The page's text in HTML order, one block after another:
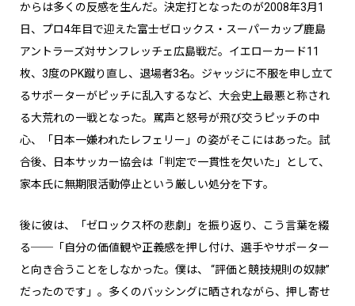
からは多くの反感を生んだ。決定打となったのが2008年3月1
日、プロ4年目で迎えた富士ゼロックス・スーパーカップ鹿島
アントラーズ対サンフレッチェ広島戦だ。イエローカード11
枚、3度のPK蹴り直し、退場者3名。ジャッジに不服を申し立て
るサポーターがピッチに乱入するなど、大会史上最悪と称され
る大荒れの一戦となった。罵声と怒号が飛び交うピッチの中
心、「日本一嫌われたレフェリー」の姿がそこにはあった。試
合後、日本サッカー協会は「判定で一貫性を欠いた」として、
家本氏に無期限活動停止という厳しい処分を下す。
後に彼は、「ゼロックス杯の悲劇」を振り返り、こう言葉を綴
る──「自分の価値観や正義感を押し付け、選手やサポーター
と向き合うことをしなかった。僕は、 “評価と競技規則の奴隷”
だったのです」。多くのバッシングに晒されながら、押し寄せ